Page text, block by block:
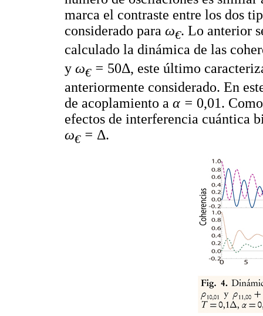
marca el contraste entre los dos
considerado para ω€. Lo anterior
calculado la dinámica de las
y ω€ = 50Δ, este último
anteriormente considerado. En
de acoplamiento a α = 0,01.
efectos de interferencia cuántica
ω€= Δ.